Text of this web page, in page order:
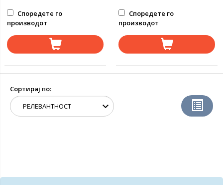
Споредете го
производот
Споредете го
производот
Сортирај по: